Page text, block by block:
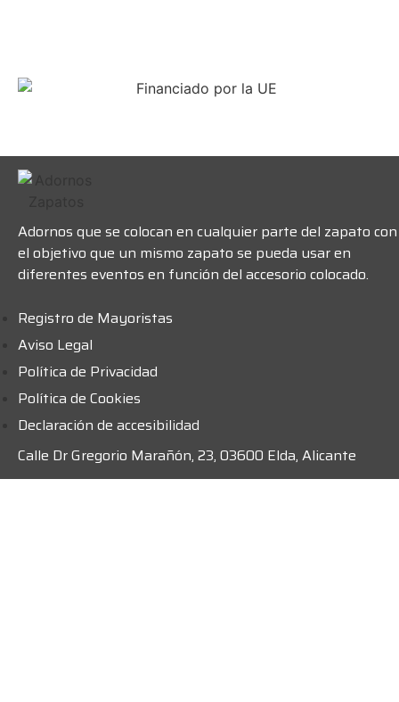
Adornos que se colocan en cualquier parte del zapato con
el objetivo que un mismo zapato se pueda usar en
diferentes eventos en función del accesorio colocado.
Registro de Mayoristas
Aviso Legal
Política de Privacidad
Política de Cookies
Declaración de accesibilidad
Calle Dr Gregorio Marañón, 23, 03600 Elda, Alicante